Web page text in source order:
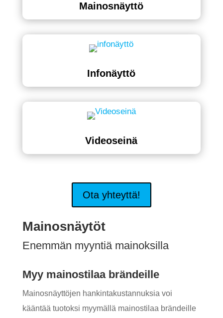
Mainosnäyttö
Infonäyttö
Videoseinä
Ota yhteyttä!
Mainosnäytöt
Enemmän myyntiä mainoksilla
Myy mainostilaa brändeille
Mainosnäyttöjen hankintakustannuksia voi
kääntää tuotoksi myymällä mainostilaa brändeille